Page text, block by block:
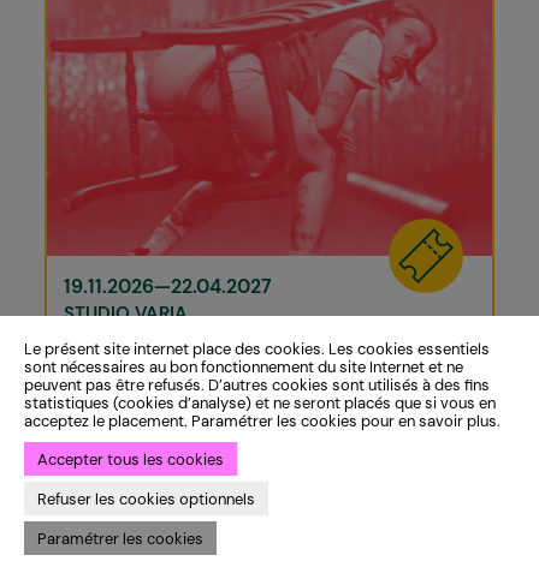
Le présent site internet place des cookies. Les cookies essentiels
sont nécessaires au bon fonctionnement du site Internet et ne
peuvent pas être refusés. D’autres cookies sont utilisés à des fins
statistiques (cookies d’analyse) et ne seront placés que si vous en
acceptez le placement. Paramétrer les cookies pour en savoir plus.
Accepter tous les cookies
Refuser les cookies optionnels
Paramétrer les cookies
19.11.2026—22.04.2027
STUDIO VARIA
Au vu du succès rencontré lors des éditions
précédentes, le Varia est très heureux de réinviter
L’Atout Comedy Club.
DANSE PERFORMANCE
RECTUM CROCODILE
Marvin M'toumo
19—21.11.2026